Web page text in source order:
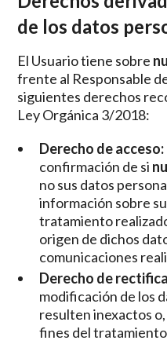
de los datos
El Usuario tiene sobre
frente al Responsable
siguientes derechos
Ley Orgánica 3/2018:
Derecho de acceso:
confirmación de si
no sus datos
información sobre
tratamiento
origen de dichos
comunicaciones
Derecho de
modificación de los
resulten inexactos
fines del